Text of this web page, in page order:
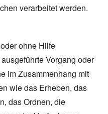
verarbeitet werden.
ohne Hilfe
Vorgang oder
im Zusammenhang mit
wie das Erheben, das
das Ordnen, die